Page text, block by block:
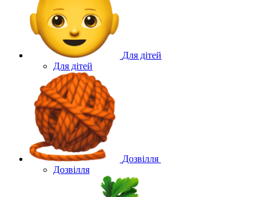
Для дітей
Для дітей
Дозвілля
Дозвілля